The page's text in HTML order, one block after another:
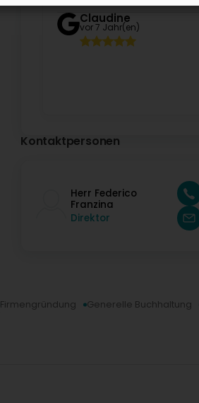
Claudine
vor 7 Jahr(en)
Kontaktpersonen
Herr Federico
Franzina
Direktor
Firmengründung Generelle Buchhaltung